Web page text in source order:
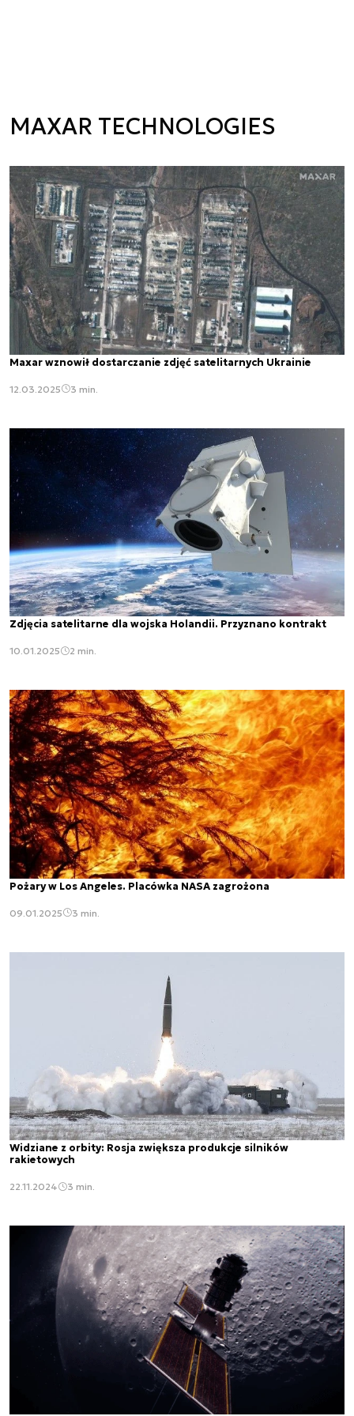
MAXAR TECHNOLOGIES
Maxar wznowił dostarczanie zdjęć satelitarnych Ukrainie
12.03.2025 3 min.
Zdjęcia satelitarne dla wojska Holandii. Przyznano kontrakt
10.01.2025 2 min.
Pożary w Los Angeles. Placówka NASA zagrożona
09.01.2025 3 min.
Widziane z orbity: Rosja zwiększa produkcje silników
rakietowych
22.11.2024 3 min.